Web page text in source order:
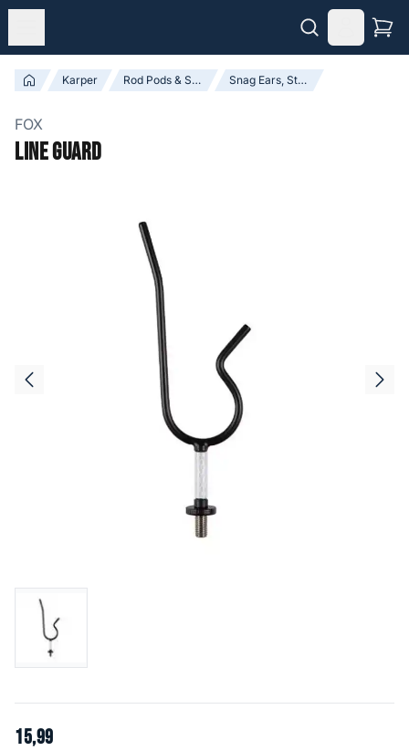
Karper Rod Pods & Steunen Snag Ears, Steunen & Accessoires
FOX
Line Guard
15,99